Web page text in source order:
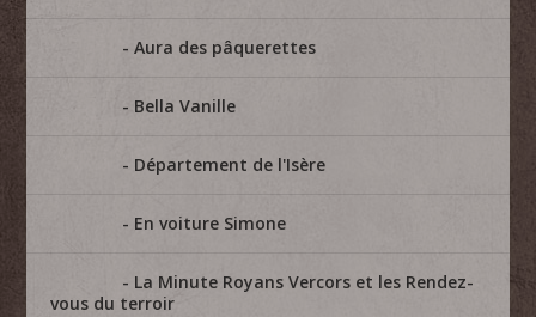
Aura des pâquerettes
Bella Vanille
Département de l'Isère
En voiture Simone
La Minute Royans Vercors et les Rendez-
vous du terroir